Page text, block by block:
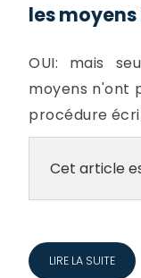
les
OUI: mais
moyens n'ont
procédure
Cet article
LIRE LA SUITE